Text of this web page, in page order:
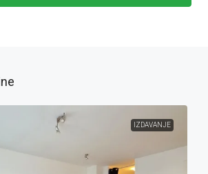
IZDAVANJE